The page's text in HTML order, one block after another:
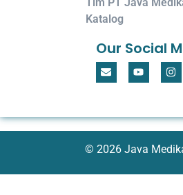
Katalog
Our Social
© 2026 Java